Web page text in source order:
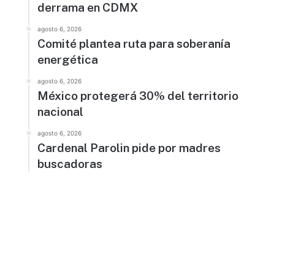
derrama en CDMX
agosto 6, 2026
Comité plantea ruta para soberanía
energética
agosto 6, 2026
México protegerá 30% del territorio
nacional
agosto 6, 2026
Cardenal Parolin pide por madres
buscadoras